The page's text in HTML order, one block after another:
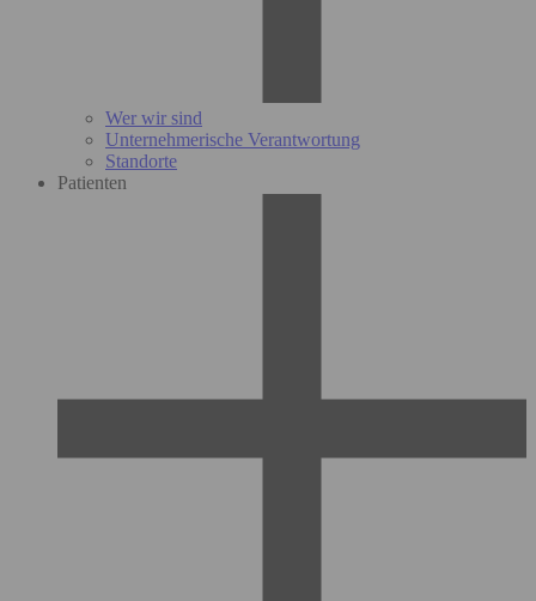
Wer wir sind
Unternehmerische Verantwortung
Standorte
Patienten